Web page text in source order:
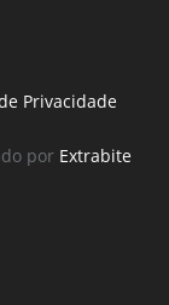
Privacidade
por Extrabite